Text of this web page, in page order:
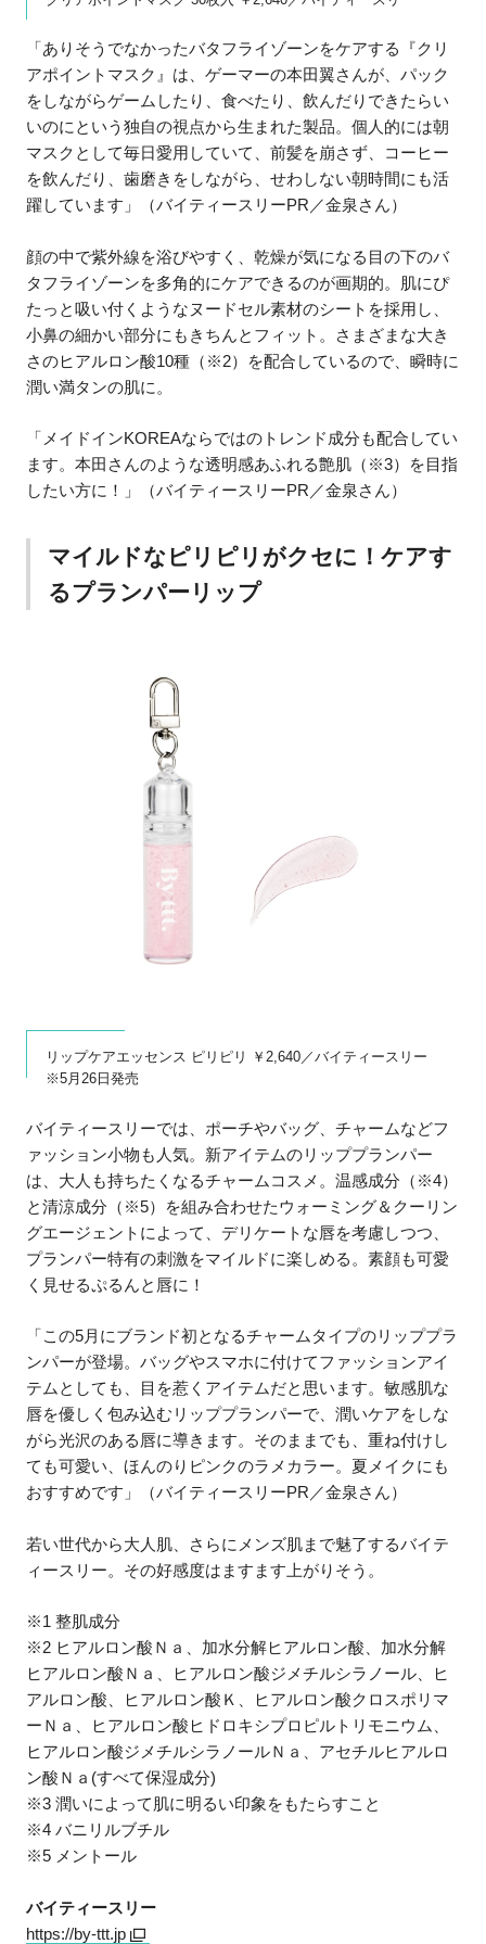
「ありそうでなかったバタフライゾーンをケアする『クリ
アポイントマスク』は、ゲーマーの本田翼さんが、パック
をしながらゲームしたり、食べたり、飲んだりできたらい
いのにという独自の視点から生まれた製品。個人的には朝
マスクとして毎日愛用していて、前髪を崩さず、コーヒー
を飲んだり、歯磨きをしながら、せわしない朝時間にも活
躍しています」（バイティースリーPR／金泉さん）
顔の中で紫外線を浴びやすく、乾燥が気になる目の下のバ
タフライゾーンを多角的にケアできるのが画期的。肌にぴ
たっと吸い付くようなヌードセル素材のシートを採用し、
小鼻の細かい部分にもきちんとフィット。さまざまな大き
さのヒアルロン酸10種（※2）を配合しているので、瞬時に
潤い満タンの肌に。
「メイドインKOREAならではのトレンド成分も配合してい
ます。本田さんのような透明感あふれる艶肌（※3）を目指
したい方に！」（バイティースリーPR／金泉さん）
マイルドなピリピリがクセに！ケアす
るプランパーリップ
リップケアエッセンス ピリピリ ￥2,640／バイティースリー
※5月26日発売
バイティースリーでは、ポーチやバッグ、チャームなどフ
ァッション小物も人気。新アイテムのリッププランパー
は、大人も持ちたくなるチャームコスメ。温感成分（※4）
と清涼成分（※5）を組み合わせたウォーミング＆クーリン
グエージェントによって、デリケートな唇を考慮しつつ、
プランパー特有の刺激をマイルドに楽しめる。素顔も可愛
く見せるぷるんと唇に！
「この5月にブランド初となるチャームタイプのリッププラ
ンパーが登場。バッグやスマホに付けてファッションアイ
テムとしても、目を惹くアイテムだと思います。敏感肌な
唇を優しく包み込むリッププランパーで、潤いケアをしな
がら光沢のある唇に導きます。そのままでも、重ね付けし
ても可愛い、ほんのりピンクのラメカラー。夏メイクにも
おすすめです」（バイティースリーPR／金泉さん）
若い世代から大人肌、さらにメンズ肌まで魅了するバイテ
ィースリー。その好感度はますます上がりそう。
※1 整肌成分
※2 ヒアルロン酸Ｎａ、加水分解ヒアルロン酸、加水分解
ヒアルロン酸Ｎａ、ヒアルロン酸ジメチルシラノール、ヒ
アルロン酸、ヒアルロン酸Ｋ、ヒアルロン酸クロスポリマ
ーＮａ、ヒアルロン酸ヒドロキシプロピルトリモニウム、
ヒアルロン酸ジメチルシラノールＮａ、アセチルヒアルロ
ン酸Ｎａ(すべて保湿成分)
※3 潤いによって肌に明るい印象をもたらすこと
※4 バニリルブチル
※5 メントール
バイティースリー
https://by-ttt.jp